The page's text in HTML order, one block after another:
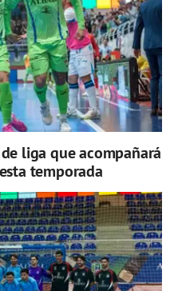
liga que acompañará
temporada